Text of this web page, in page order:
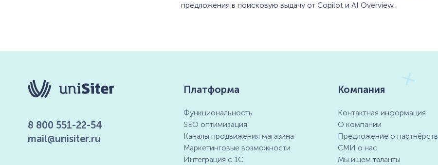
предложения в поисковую выдачу от Copilot и AI Overview.
8 800 551-22-54
mail@unisiter.ru
Платформа
Функциональность
SEO оптимизация
Каналы продвижения магазина
Маркетинговые возможности
Интеграция с 1С
Компания
Контактная информация
О компании
Предложение о
СМИ о нас
Мы ищем таланты